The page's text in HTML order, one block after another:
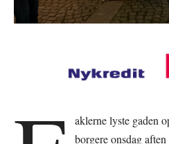
aklerne lyste gaden
borgere onsdag